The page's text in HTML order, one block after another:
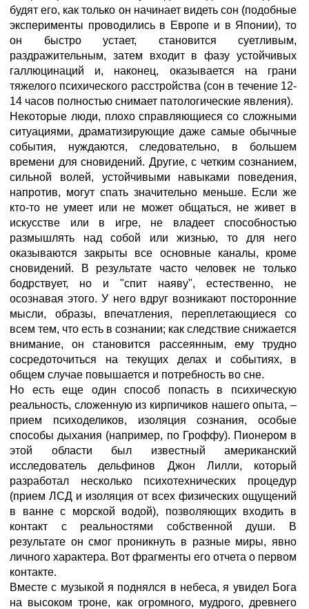
будят его, как только он начинает видеть сон (подобные
эксперименты проводились в Европе и в Японии), то
он быстро устает, становится суетливым,
раздражительным, затем входит в фазу устойчивых
галлюцинаций и, наконец, оказывается на грани
тяжелого психического расстройства (сон в течение 12-
14 часов полностью снимает патологические явления).
Некоторые люди, плохо справляющиеся со сложными
ситуациями, драматизирующие даже самые обычные
события, нуждаются, следовательно, в большем
времени для сновидений. Другие, с четким сознанием,
сильной волей, устойчивыми навыками поведения,
напротив, могут спать значительно меньше. Если же
кто-то не умеет или не может общаться, не живет в
искусстве или в игре, не владеет способностью
размышлять над собой или жизнью, то для него
оказываются закрыты все основные каналы, кроме
сновидений. В результате часто человек не только
бодрствует, но и "спит наяву", естественно, не
осознавая этого. У него вдруг возникают посторонние
мысли, образы, впечатления, переплетающиеся со
всем тем, что есть в сознании; как следствие снижается
внимание, он становится рассеянным, ему трудно
сосредоточиться на текущих делах и событиях, в
общем случае повышается и потребность во сне.
Но есть еще один способ попасть в психическую
реальность, сложенную из кирпичиков нашего опыта, –
прием психоделиков, изоляция сознания, особые
способы дыхания (например, по Гроффу). Пионером в
этой области был известный американский
исследователь дельфинов Джон Лилли, который
разработал несколько психотехнических процедур
(прием ЛСД и изоляция от всех физических ощущений
в ванне с морской водой), позволяющих входить в
контакт с реальностями собственной души. В
результате он смог проникнуть в разные миры, явно
личного характера. Вот фрагменты его отчета о первом
контакте.
Вместе с музыкой я поднялся в небеса, я увидел Бога
на высоком троне, как огромного, мудрого, древнего